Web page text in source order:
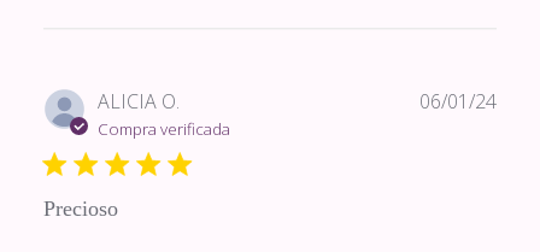
ALICIA O.
Compra verificada
Precioso
06/01/24